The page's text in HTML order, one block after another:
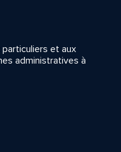
et aux
administratives à